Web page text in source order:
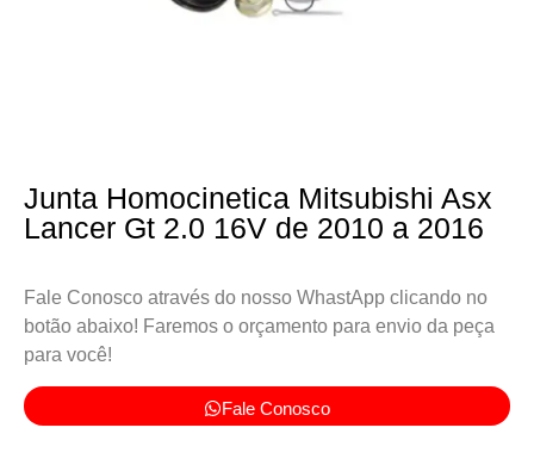
Junta Homocinetica Mitsubishi Asx
Lancer Gt 2.0 16V de 2010 a 2016
Fale Conosco através do nosso WhastApp clicando no
botão abaixo! Faremos o orçamento para envio da peça
para você!
Fale Conosco